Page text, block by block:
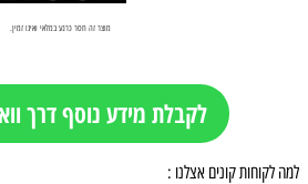
מוצר זה חסר כרגע במלאי ואינו זמין.
לקבלת מידע נוסף דרך
למה לקוחות קונים אצלנו :